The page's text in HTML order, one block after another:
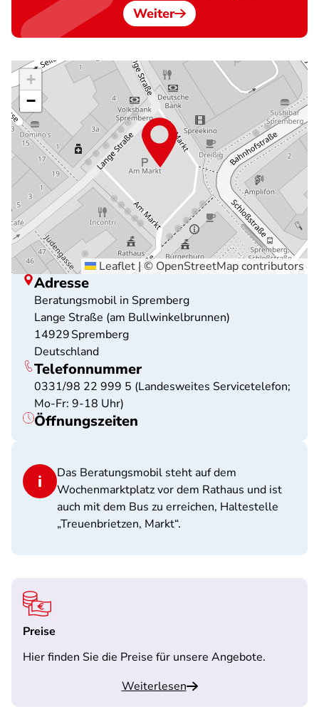
Weiter
+
−
Leaflet|© OpenStreetMapcontributors
Adresse
Beratungsmobil in Spremberg
Lange Straße (am Bullwinkelbrunnen)
14929Spremberg
Deutschland
Telefonnummer
0331/98 22 999 5 (Landesweites Servicetelefon;
Mo-Fr: 9-18 Uhr)
Öffnungszeiten
Das Beratungsmobil steht auf dem
Wochenmarktplatz vor dem Rathaus und ist
auch mit dem Bus zu erreichen, Haltestelle
„Treuenbrietzen, Markt“.
Preise
Hier finden Sie die Preise für unsere Angebote.
Weiterlesen